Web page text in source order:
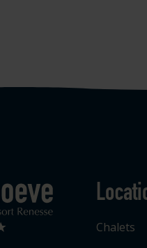
Chalets